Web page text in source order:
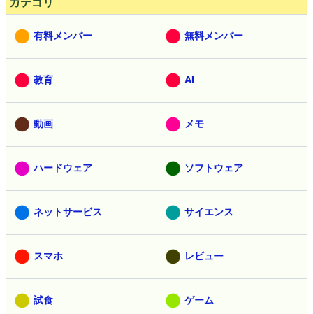
有料メンバー 無料メンバー
教育 AI
動画 メモ
ハードウェア ソフトウェア
ネットサービス サイエンス
スマホ レビュー
試食 ゲーム